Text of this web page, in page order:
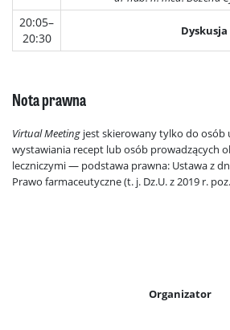
20:05–
20:30
Dyskusja
Nota prawna
Virtual Meeting jest skierowany tylko do osób
wystawiania recept lub osób prowadzących
leczniczymi — podstawa prawna: Ustawa z
Prawo farmaceutyczne (t. j. Dz.U. z 2019 r.
Organizator